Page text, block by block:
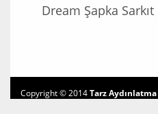
Dream Şapka Sarkıt
Copyright © 2014Tarz Aydınlatma